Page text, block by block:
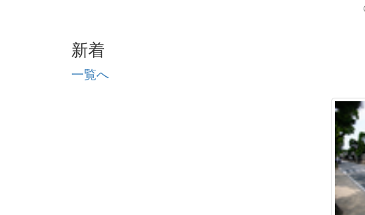
新着
一覧へ